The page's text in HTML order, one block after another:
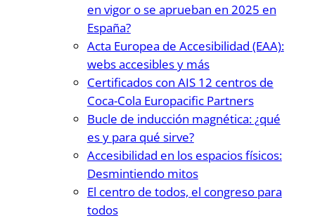
en vigor o se aprueban en 2025 en
España?
Acta Europea de Accesibilidad (EAA):
webs accesibles y más
Certificados con AIS 12 centros de
Coca-Cola Europacific Partners
Bucle de inducción magnética: ¿qué
es y para qué sirve?
Accesibilidad en los espacios físicos:
Desmintiendo mitos
El centro de todos, el congreso para
todos